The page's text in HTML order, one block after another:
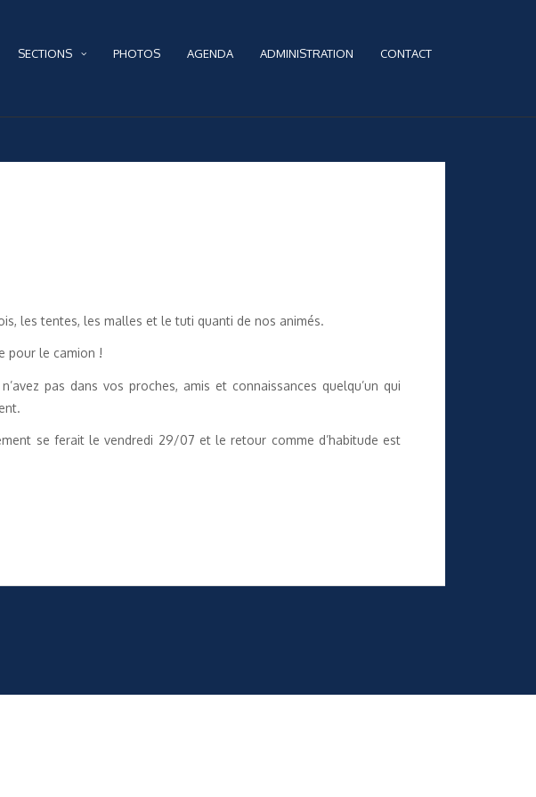
SECTIONS PHOTOS AGENDA ADMINISTRATION CONTACT
les tentes, les malles et le tuti quanti de nos animés.
pour le camion !
pas dans vos proches, amis et connaissances quelqu’un qui
se ferait le vendredi 29/07 et le retour comme d’habitude est